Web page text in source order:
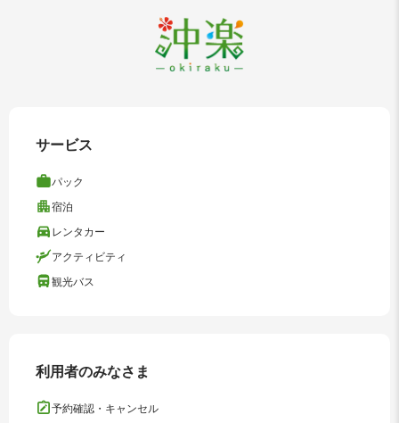
サービス
パック
宿泊
レンタカー
アクティビティ
観光バス
利用者のみなさま
予約確認・キャンセル